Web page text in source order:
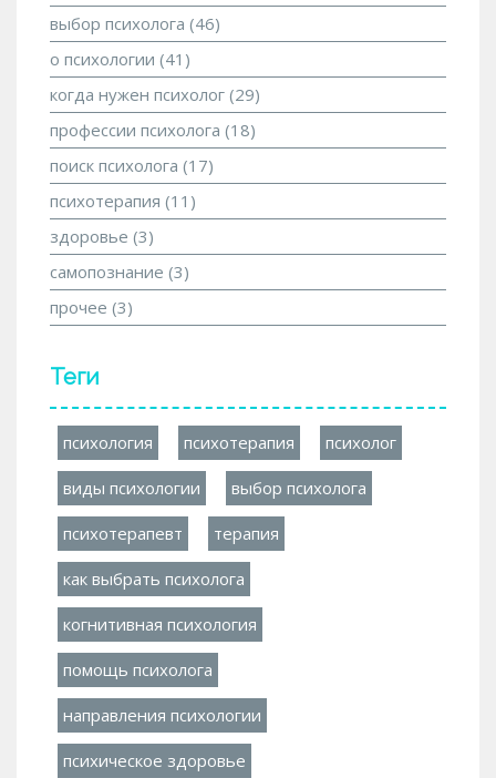
выбор психолога (46)
о психологии (41)
когда нужен психолог (29)
профессии психолога (18)
поиск психолога (17)
психотерапия (11)
здоровье (3)
самопознание (3)
прочее (3)
Теги
психология психотерапия психолог
виды психологии выбор психолога
психотерапевт терапия
как выбрать психолога
когнитивная психология
помощь психолога
направления психологии
психическое здоровье